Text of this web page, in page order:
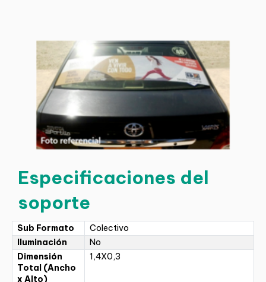
Especificaciones del
soporte
Sub Formato
Colectivo
Iluminación
No
Dimensión
Total (Ancho
x Alto)
1,4X0,3